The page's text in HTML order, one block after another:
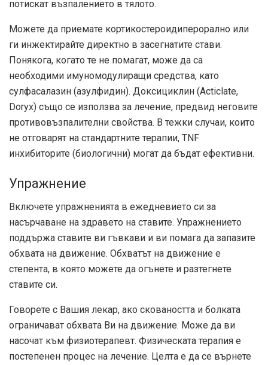
потискат възпалението в тялото.
Можете да приемате кортикостероидиперорално или
ги инжектирайте директно в засегнатите стави.
Понякога, когато те не помагат, може да са
необходими имуномодулиращи средства, като
сулфасалазин (азулфидин). Доксициклин (Acticlate,
Doryx) също се използва за лечение, предвид неговите
противовъзпалителни свойства. В тежки случаи, които
не отговарят на стандартните терапии, TNF
инхибиторите (биологични) могат да бъдат ефективни.
Упражнение
Включете упражненията в ежедневието си за
насърчаване на здравето на ставите. Упражнението
поддържа ставите ви гъвкави и ви помага да запазите
обхвата на движение. Обхватът на движение е
степента, в която можете да огънете и разтегнете
ставите си.
Говорете с Вашия лекар, ако сковаността и болката
ограничават обхвата Ви на движение. Може да ви
насочат към физиотерапевт. Физическата терапия е
постепенен процес на лечение. Целта е да се върнете